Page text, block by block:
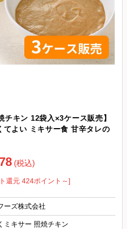
チキン 12袋入×3ケース販売】
てよい ミキサー食 甘辛タレの
(税込)
還元 424ポイント～]
ーズ株式会社
ミキサー 照焼チキン